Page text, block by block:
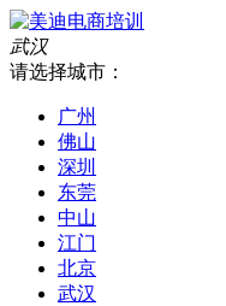
武汉
请选择城市：
广州
佛山
深圳
东莞
中山
江门
北京
武汉